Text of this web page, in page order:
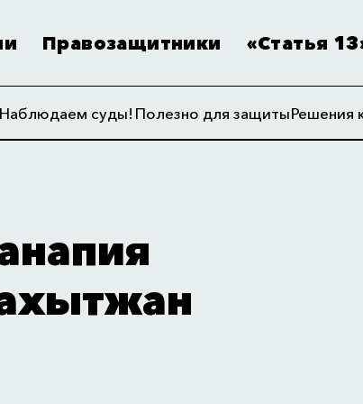
Правозащитники «Статья
Наблюдаем суды! Полезно для защитыРешения